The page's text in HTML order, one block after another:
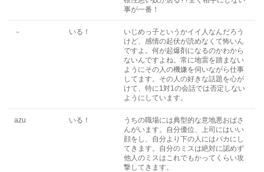
事が一番！
－ いる！
いじめっ子というかイイ人なんだろう
けど、感情の起伏が読めなくて怖いん
ですよ。何が起爆剤になるのかわから
ないんですよね。常に地雷を踏まない
ようにその人の機嫌を伺いながら仕事
してます。その人の好きな話題を心が
けて、特に1対1の会話では否定しない
ようにしています。
azu いる！
うちの職場には典型的な意地悪おばさ
んがいます。自分優位、上司にはいい
顔をし、自分より下の人にはバカにし
てきます。自分のミスは絶対に認めず
他人のミスはこれでもかってくらい攻
撃してきます。